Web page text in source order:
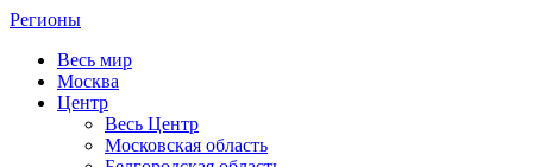
Регионы
Весь мир
Москва
Центр
Весь Центр
Московская область